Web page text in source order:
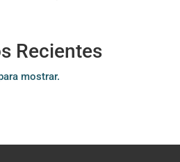
Recientes
mostrar.